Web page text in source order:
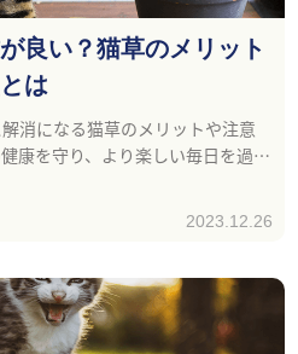
良い？猫草のメリット
は
消になる猫草のメリットや注意
康を守り、より楽しい毎日を過ご
2023.12.26